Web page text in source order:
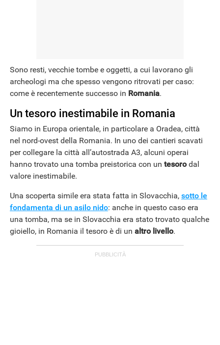
Sono resti, vecchie tombe e oggetti, a cui lavorano gli
archeologi ma che spesso vengono ritrovati per caso:
come è recentemente successo in Romania.
Un tesoro inestimabile in Romania
Siamo in Europa orientale, in particolare a Oradea, città
nel nord-ovest della Romania. In uno dei cantieri scavati
per collegare la città all’autostrada A3, alcuni operai
hanno trovato una tomba preistorica con un tesorodal
valore inestimabile.
Una scoperta simile era stata fatta in Slovacchia, sotto le
fondamenta di un asilo nido: anche in questo caso era
una tomba, ma se in Slovacchia era stato trovato qualche
gioiello, in Romania il tesoro è di un altro livello.